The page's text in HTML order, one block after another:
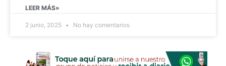
LEER MÁS»
2 junio, 2025 No hay comentarios